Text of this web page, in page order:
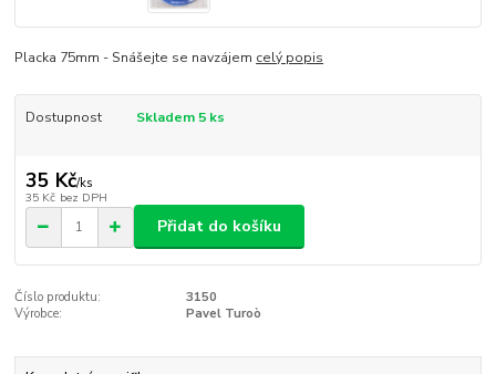
Placka 75mm - Snášejte se navzájem celý popis
Dostupnost Skladem 5 ks
35 Kč/ks
35 Kč bez DPH
Přidat do košíku
Číslo produktu:
3150
Výrobce:
Pavel Turoò